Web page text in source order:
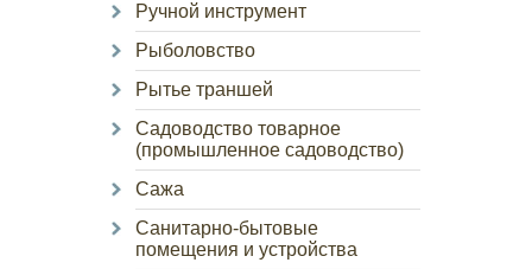
Ручной инструмент
Рыболовство
Рытье траншей
Садоводство товарное
(промышленное садоводство)
Сажа
Санитарно-бытовые
помещения и устройства